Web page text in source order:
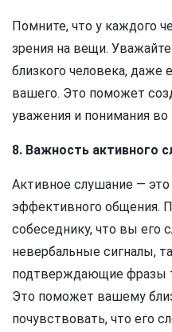
Помните, что у каждого
зрения на вещи.
близкого человека, даже
вашего. Это поможет
уважения и понимания
8. Важность активного
Активное слушание —
эффективного общения.
собеседнику, что вы его
невербальные сигналы,
подтверждающие фразы
Это поможет вашему
почувствовать, что его